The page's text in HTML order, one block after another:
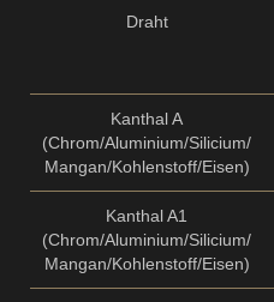
Draht
Kanthal A
(Chrom/Aluminium/Silicium/
Mangan/Kohlenstoff/Eisen)
Kanthal A1
(Chrom/Aluminium/Silicium/
Mangan/Kohlenstoff/Eisen)